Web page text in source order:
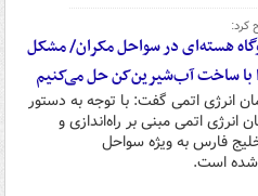
کرد:
هسته‌ای در سواحل مکران/ مشکل
ساخت آب‌شیرین‌کن حل می‌کنیم
انرژی اتمی گفت: با توجه به دستور
انرژی اتمی مبنی بر راه‌اندازی و
فارس به ویژه سواحل
شده است.